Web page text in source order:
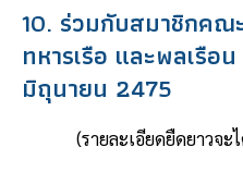
10. ร่วมกับสมาชิกคณ
ทหารเรือ และพลเรื
มิถุนายน 2475
(รายละเอียดยืดยาวจ